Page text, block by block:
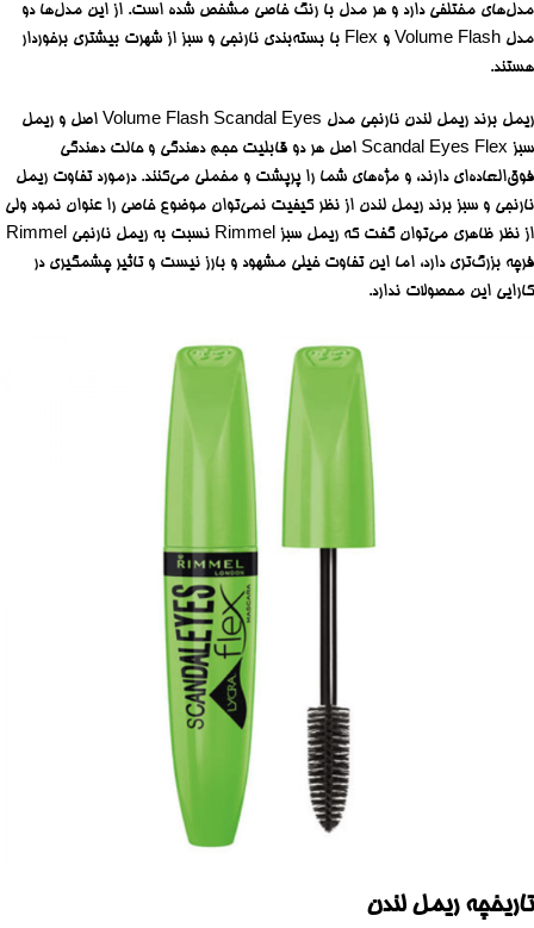
مدل‌های مختلفی دارد و هر مدل با رنگ خاصی مشخص شده است. از این مدل‌ها دو
مدل Volume Flash و Flex با بسته‌بندی نارنجی و سبز از شهرت بیشتری برخوردار
هستند.
ریمل برند ریمل لندن نارنجی مدل Volume Flash Scandal Eyes اصل و ریمل
سبز Scandal Eyes Flex اصل هر دو قابلیت حجم دهندگی و حالت دهندگی
فوق‌العاده‌ای دارند، و مژه‌های شما را پرپشت و مخملی می‌کنند. درمورد تفاوت ریمل
نارنجی و سبز برند ریمل لندن از نظر کیفیت نمی‌توان موضوع خاصی را عنوان نمود ولی
از نظر ظاهری می‌توان گفت که ریمل سبز Rimmel نسبت به ریمل نارنجی Rimmel
فرچه بزرگ‌تری دارد، اما این تفاوت خیلی مشهود و بارز نیست و تاثیر چشمگیری در
کارایی این محصولات ندارد.
تاریخچه ریمل لندن